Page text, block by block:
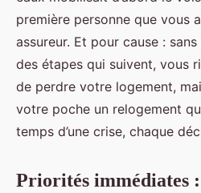
première personne que vous
assureur. Et pour cause :
des étapes qui suivent, vous
de perdre votre logement,
votre poche un relogement
temps d’une crise, chaque
Priorités immédiates